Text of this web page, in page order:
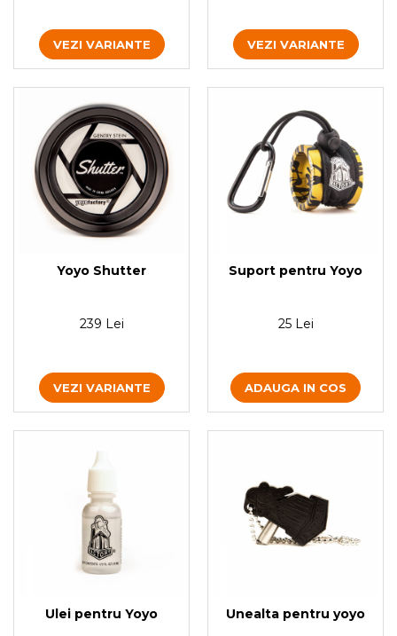
VEZI VARIANTE VEZI VARIANTE
Yoyo Shutter
239 Lei
VEZI VARIANTE
Suport pentru Yoyo
25 Lei
ADAUGA IN COS
Ulei pentru Yoyo Unealta pentru yoyo